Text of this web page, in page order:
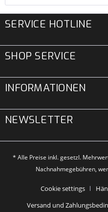
SERVICE HOTLINE
SHOP SERVICE
INFORMATIONEN
NEWSLETTER
* Alle Preise inkl. gesetzl.
Nachnahmegebühren,
Cookie settings
Versand und